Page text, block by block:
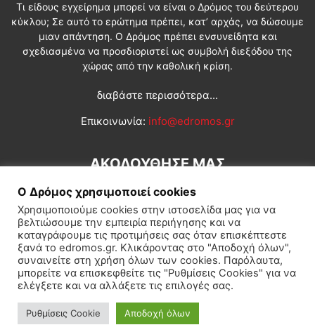
Τι είδους εγχείρημα μπορεί να είναι ο Δρόμος του δεύτερου
κύκλου; Σε αυτό το ερώτημα πρέπει, κατ’ αρχάς, να δώσουμε
μιαν απάντηση. Ο Δρόμος πρέπει ενσυνείδητα και
σχεδιασμένα να προσδιοριστεί ως συμβολή διεξόδου της
χώρας από την καθολική κρίση.
διαβάστε περισσότερα...
Επικοινωνία: info@edromos.gr
ΑΚΟΛΟΥΘΗΣΕ ΜΑΣ
Εγγραφή συνδρομητή Πολιτική Διεθνή Κοινωνία
Πολιτισμός Αφιερώματα
© Δρόμος της Αριστεράς
Ο Δρόμος χρησιμοποιεί cookies
Χρησιμοποιούμε cookies στην ιστοσελίδα μας για να
βελτιώσουμε την εμπειρία περιήγησης και να
καταγράφουμε τις προτιμήσεις σας όταν επισκέπτεστε
ξανά το edromos.gr. Κλικάροντας στο "Αποδοχή όλων",
συναινείτε στη χρήση όλων των cookies. Παρόλαυτα,
μπορείτε να επισκεφθείτε τις "Ρυθμίσεις Cookies" για να
ελέγξετε και να αλλάξετε τις επιλογές σας.
Ρυθμίσεις Cookie Αποδοχή όλων